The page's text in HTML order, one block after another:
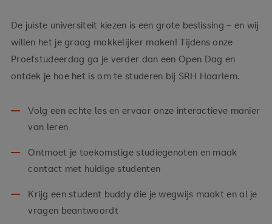
De juiste universiteit kiezen is een grote beslissing – en wij
willen het je graag makkelijker maken! Tijdens onze
Proefstudeerdag ga je verder dan een Open Dag en
ontdek je hoe het is om te studeren bij SRH Haarlem.
Volg een echte les en ervaar onze interactieve manier
van leren
Ontmoet je toekomstige studiegenoten en maak
contact met huidige studenten
Krijg een student buddy die je wegwijs maakt en al je
vragen beantwoordt